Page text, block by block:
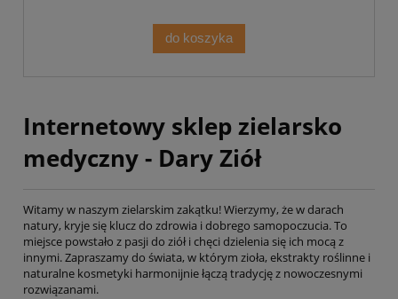
do koszyka
Internetowy sklep zielarsko
medyczny - Dary Ziół
Witamy w naszym zielarskim zakątku! Wierzymy, że w darach
natury, kryje się klucz do zdrowia i dobrego samopoczucia. To
miejsce powstało z pasji do ziół i chęci dzielenia się ich mocą z
innymi. Zapraszamy do świata, w którym zioła, ekstrakty roślinne i
naturalne kosmetyki harmonijnie łączą tradycję z nowoczesnymi
rozwiązanami.